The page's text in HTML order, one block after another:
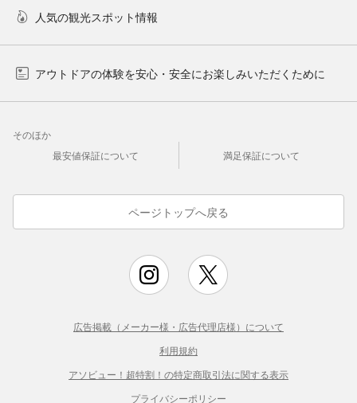
人気の観光スポット情報
アウトドアの体験を安心・安全にお楽しみいただくために
そのほか
最安値保証について
満足保証について
ページトップへ戻る
広告掲載（メーカー様・広告代理店様）について
利用規約
アソビュー！超特割！の特定商取引法に関する表示
プライバシーポリシー